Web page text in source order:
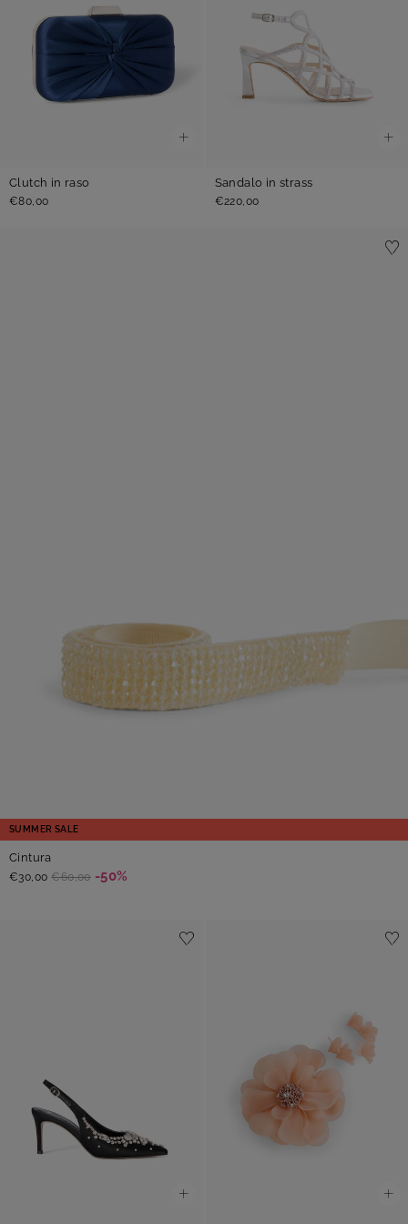
Clutch in raso
€80,00
Sandalo in strass
€220,00
SUMMER SALE
Cintura
€30,00 €60,00 -50%